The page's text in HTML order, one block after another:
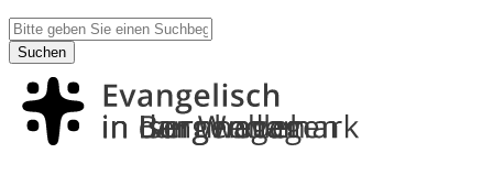
Suchen